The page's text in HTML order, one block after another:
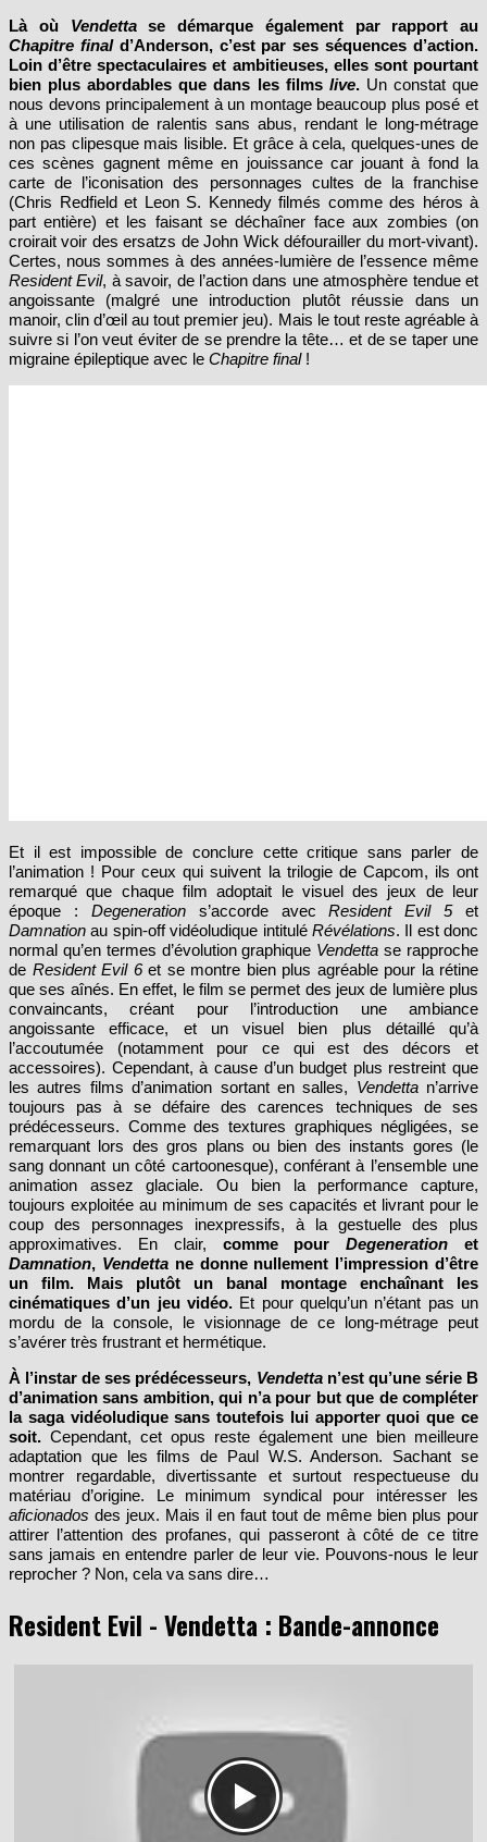
Là où Vendettase démarque également par rapport au
Chapitre finald’Anderson, c’est par ses séquences d’action.
Loin d’être spectaculaires et ambitieuses, elles sont pourtant
bien plus abordables que dans les films live.Un constat que
nous devons principalement à un montage beaucoup plus posé et
à une utilisation de ralentis sans abus, rendant le long-métrage
non pas clipesque mais lisible. Et grâce à cela, quelques-unes de
ces scènes gagnent même en jouissance car jouant à fond la
carte de l’iconisation des personnages cultes de la franchise
(Chris Redfield et Leon S. Kennedy filmés comme des héros à
part entière) et les faisant se déchaîner face aux zombies (on
croirait voir des ersatzs de John Wick défourailler du mort-vivant).
Certes, nous sommes à des années-lumière de l’essence même
Resident Evil, à savoir, de l’action dans une atmosphère tendue et
angoissante (malgré une introduction plutôt réussie dans un
manoir, clin d’œil au tout premier jeu). Mais le tout reste agréable à
suivre si l’on veut éviter de se prendre la tête… et de se taper une
migraine épileptique avec le Chapitre final!
Et il est impossible de conclure cette critique sans parler de
l’animation ! Pour ceux qui suivent la trilogie de Capcom, ils ont
remarqué que chaque film adoptait le visuel des jeux de leur
époque : Degenerations’accorde avecResident Evil 5et
Damnation au spin-off vidéoludique intitulé Révélations. Il est donc
normal qu’en termes d’évolution graphique Vendetta se rapproche
de Resident Evil 6et se montre bien plus agréable pour la rétine
que ses aînés. En effet, le film se permet des jeux de lumière plus
convaincants, créant pour l’introduction une ambiance
angoissante efficace, et un visuel bien plus détaillé qu’à
l’accoutumée (notamment pour ce qui est des décors et
accessoires). Cependant, à cause d’un budget plus restreint que
les autres films d’animation sortant en salles, Vendettan’arrive
toujours pas à se défaire des carences techniques de ses
prédécesseurs. Comme des textures graphiques négligées, se
remarquant lors des gros plans ou bien des instants gores (le
sang donnant un côté cartoonesque), conférant à l’ensemble une
animation assez glaciale. Ou bien la performance capture,
toujours exploitée au minimum de ses capacités et livrant pour le
coup des personnages inexpressifs, à la gestuelle des plus
approximatives. En clair, comme pourDegeneration et
Damnation, Vendettane donne nullement l’impression d’être
un film. Mais plutôt un banal montage enchaînant les
cinématiques d’un jeu vidéo. Et pour quelqu’un n’étant pas un
mordu de la console, le visionnage de ce long-métrage peut
s’avérer très frustrant et hermétique.
À l’instar de ses prédécesseurs, Vendettan’est qu’une série B
d’animation sans ambition, qui n’a pour but que de compléter
la saga vidéoludique sans toutefois lui apporter quoi que ce
soit. Cependant, cet opus reste également une bien meilleure
adaptation que les films de Paul W.S. Anderson. Sachant se
montrer regardable, divertissante et surtout respectueuse du
matériau d’origine. Le minimum syndical pour intéresser les
aficionados des jeux. Mais il en faut tout de même bien plus pour
attirer l’attention des profanes, qui passeront à côté de ce titre
sans jamais en entendre parler de leur vie. Pouvons-nous le leur
reprocher ? Non, cela va sans dire…
Resident Evil - Vendetta : Bande-annonce